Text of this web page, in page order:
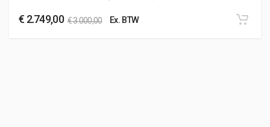
€ 2.749,00 €3.000,00 Ex. BTW